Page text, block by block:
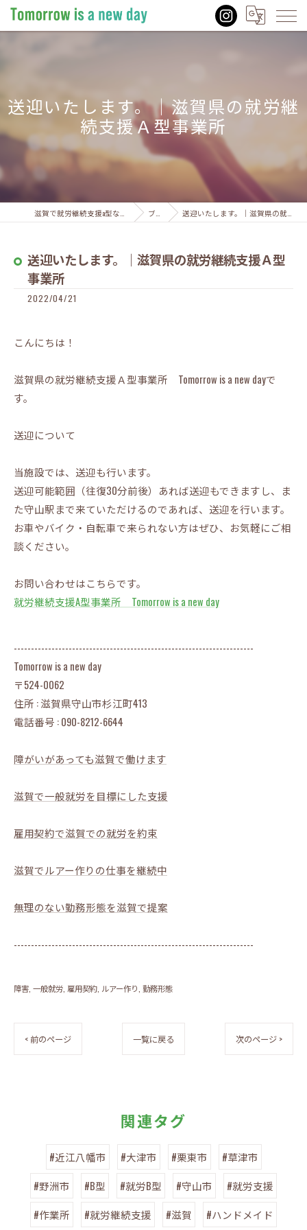
送迎いたします。｜滋賀県の就労継
続支援Ａ型事業所
ブログ 送迎いたします。｜滋賀県の就労継続支援Ａ型事業所
送迎いたします。｜滋賀県の就労継続支援Ａ型
事業所
2022/04/21
こんにちは！
滋賀県の就労継続支援Ａ型事業所 Tomorrow is a new dayで
す。
送迎について
当施設では、送迎も行います。
送迎可能範囲（往復30分前後）あれば送迎もできますし、ま
た守山駅まで来ていただけるのであれば、送迎を行います。
お車やバイク・自転車で来られない方はぜひ、お気軽にご相
談ください。
お問い合わせはこちらです。
就労継続支援A型事業所 Tomorrow is a new day
----------------------------------------------------------------------
Tomorrow is a new day
〒524-0062
住所 : 滋賀県守山市杉江町413
電話番号 : 090-8212-6644
障がいがあっても滋賀で働けます
滋賀で一般就労を目標にした支援
雇用契約で滋賀での就労を約束
滋賀でルアー作りの仕事を継続中
無理のない勤務形態を滋賀で提案
----------------------------------------------------------------------
障害 一般就労 雇用契約 ルアー作り 勤務形態
< 前のページ 一覧に戻る 次のページ >
関連タグ
#近江八幡市 #大津市 #栗東市
#草津市
#野洲市
#B型 #就労B型 #守山市
#就労支援
#作業所
#就労継続支援 #滋賀 #ハンドメイド